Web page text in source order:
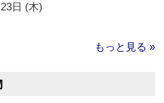
日 (木)
もっと見る »